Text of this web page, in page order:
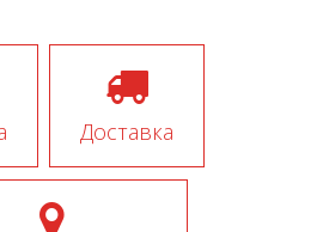
Доставка